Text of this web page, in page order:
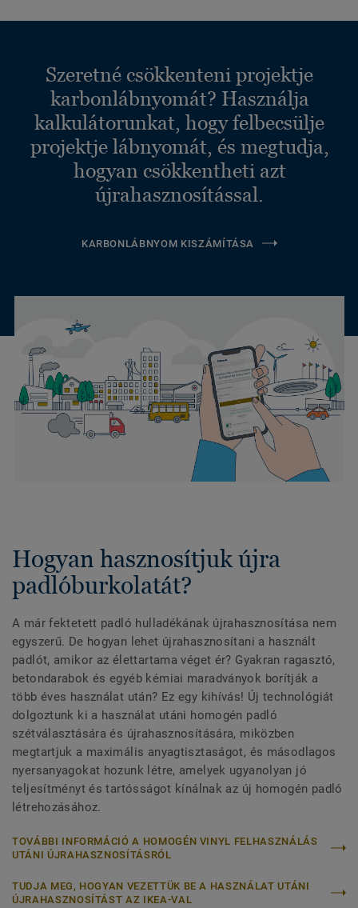
Szeretné csökkenteni projektje
karbonlábnyomát? Használja
kalkulátorunkat, hogy felbecsülje
projektje lábnyomát, és megtudja,
hogyan csökkentheti azt
újrahasznosítással.
KARBONLÁBNYOM KISZÁMÍTÁSA
Hogyan hasznosítjuk újra
padlóburkolatát?
A már fektetett padló hulladékának újrahasznosítása nem
egyszerű. De hogyan lehet újrahasznosítani a használt
padlót, amikor az élettartama véget ér? Gyakran ragasztó,
betondarabok és egyéb kémiai maradványok borítják a
több éves használat után? Ez egy kihívás! Új technológiát
dolgoztunk ki a használat utáni homogén padló
szétválasztására és újrahasznosítására, miközben
megtartjuk a maximális anyagtisztaságot, és másodlagos
nyersanyagokat hozunk létre, amelyek ugyanolyan jó
teljesítményt és tartósságot kínálnak az új homogén padló
létrehozásához.
TOVÁBBI INFORMÁCIÓ A HOMOGÉN VINYL FELHASZNÁLÁS
UTÁNI ÚJRAHASZNOSÍTÁSRÓL
TUDJA MEG, HOGYAN VEZETTÜK BE A HASZNÁLAT UTÁNI
ÚJRAHASZNOSÍTÁST AZ IKEA-VAL